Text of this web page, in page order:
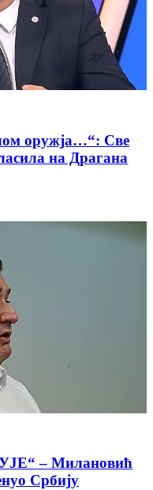
оружја…“: Све
на Драгана
– Милановић
Србију